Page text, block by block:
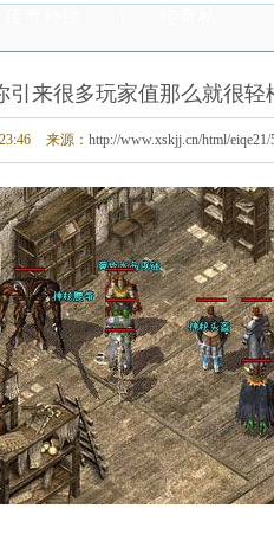
引来很多玩家值那么就很轻
来源： http://www.xskjj.cn/html/eiqe21/